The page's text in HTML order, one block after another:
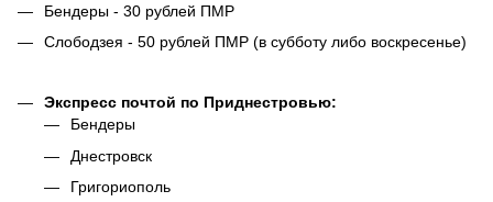
Бендеры - 30 рублей ПМР
Слободзея - 50 рублей ПМР (в субботу либо воскресенье)
Экспресс почтой по Приднестровью:
Бендеры
Днестровск
Григориополь